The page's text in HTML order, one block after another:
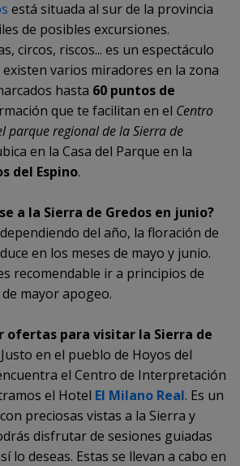
está situada al sur de la provincia
de posibles excursiones.
circos, riscos... es un espectáculo
varios miradores en la zona
hasta 60 puntos de
que te facilitan en el Centro
parque regional de la Sierra de
en la Casa del Parque en la
del Espino.
a la Sierra de Gredos en junio?
del año, la floración de
en los meses de mayo y junio.
recomendable ir a principios de
mayor apogeo.
ofertas para visitar la Sierra de
Justo en el pueblo de Hoyos del
el Centro de Interpretación
el Hotel El Milano Real. Es un
preciosas vistas a la Sierra y
disfrutar de sesiones guiadas
lo deseas. Estas se llevan a cabo en